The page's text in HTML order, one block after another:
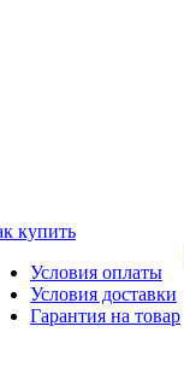
купить
Условия оплаты
Условия доставки
Гарантия на товар